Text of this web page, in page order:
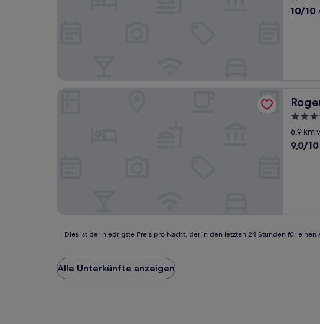
10.0
10/10
3.5-
6,9 km
9.0
9,0/10
Dies
der
niedrigste
Preis
Dies ist der niedrigste Preis pro Nacht, der in den letzten 24 Stunden für
Alle Unterkünfte anzeigen